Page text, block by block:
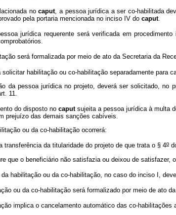
nocaput, a pessoa jurídica a ser co-habilitada
pela portaria mencionada no inciso IV do caput.
jurídica requerente será verificada em
será formalizada por meio de ato da Secretaria da
habilitação ou co-habilitação separadamente para
da pessoa jurídica no projeto, deverá ser solicitado, no
11.
do disposto nocaputsujeita a pessoa jurídica à multa
prejuízo das demais sanções cabíveis.
ou da co-habilitação ocorrerá:
transferência da titularidade do projeto de que trata o § 4o
que o beneficiário não satisfazia ou deixou de
habilitação ou da co-habilitação, no caso do inciso I,
ou da co-habilitação será formalizado por meio de ato
implica o cancelamento automático das co-habilitações